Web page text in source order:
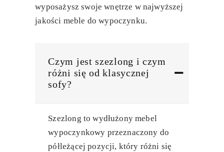
wyposażysz swoje wnętrze w najwyższej
jakości meble do wypoczynku.
Czym jest szezlong i czym
różni się od klasycznej
sofy?
Szezlong to wydłużony mebel
wypoczynkowy przeznaczony do
półleżącej pozycji, który różni się